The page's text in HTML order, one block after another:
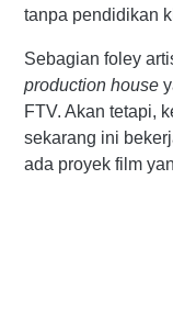
tanpa pendidikan
Sebagian foley
production house
FTV. Akan tetapi,
sekarang ini
ada proyek film